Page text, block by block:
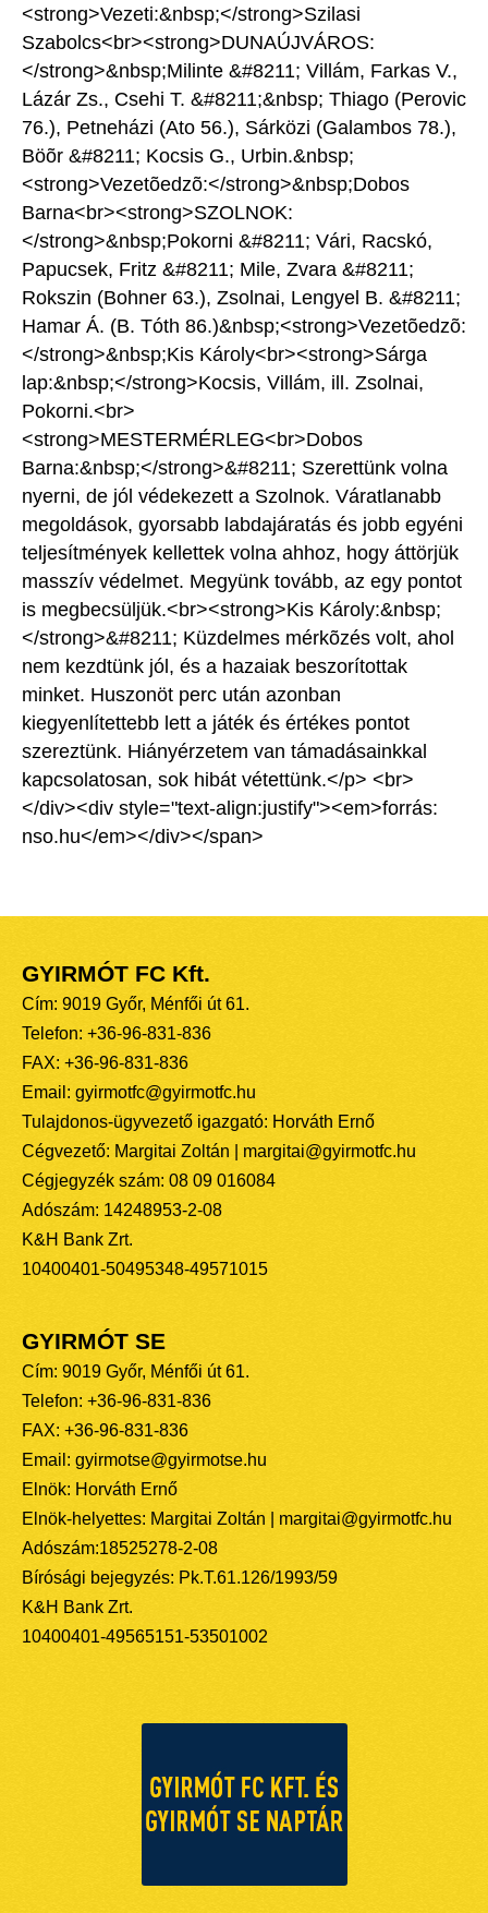
<strong>Vezeti:&nbsp;</strong>Szilasi
Szabolcs<br><strong>DUNAÚJVÁROS:
</strong>&nbsp;Milinte &#8211; Villám, Farkas V.,
Lázár Zs., Csehi T. &#8211;&nbsp; Thiago (Perovic
76.), Petneházi (Ato 56.), Sárközi (Galambos 78.),
Böõr &#8211; Kocsis G., Urbin.&nbsp;
<strong>Vezetõedzõ:</strong>&nbsp;Dobos
Barna<br><strong>SZOLNOK:
</strong>&nbsp;Pokorni &#8211; Vári, Racskó,
Papucsek, Fritz &#8211; Mile, Zvara &#8211;
Rokszin (Bohner 63.), Zsolnai, Lengyel B. &#8211;
Hamar Á. (B. Tóth 86.)&nbsp;<strong>Vezetõedzõ:
</strong>&nbsp;Kis Károly<br><strong>Sárga
lap:&nbsp;</strong>Kocsis, Villám, ill. Zsolnai,
Pokorni.<br>
<strong>MESTERMÉRLEG<br>Dobos
Barna:&nbsp;</strong>&#8211; Szerettünk volna
nyerni, de jól védekezett a Szolnok. Váratlanabb
megoldások, gyorsabb labdajáratás és jobb egyéni
teljesítmények kellettek volna ahhoz, hogy áttörjük
masszív védelmet. Megyünk tovább, az egy pontot
is megbecsüljük.<br><strong>Kis Károly:&nbsp;
</strong>&#8211; Küzdelmes mérkõzés volt, ahol
nem kezdtünk jól, és a hazaiak beszorítottak
minket. Huszonöt perc után azonban
kiegyenlítettebb lett a játék és értékes pontot
szereztünk. Hiányérzetem van támadásainkkal
kapcsolatosan, sok hibát vétettünk.</p> <br>
</div><div style="text-align:justify"><em>forrás:
nso.hu</em></div></span>
GYIRMÓT FC Kft.
Cím: 9019 Győr, Ménfői út 61.
Telefon: +36-96-831-836
FAX: +36-96-831-836
Email: gyirmotfc@gyirmotfc.hu
Tulajdonos-ügyvezető igazgató: Horváth Ernő
Cégvezető: Margitai Zoltán | margitai@gyirmotfc.hu
Cégjegyzék szám: 08 09 016084
Adószám: 14248953-2-08
K&H Bank Zrt.
10400401-50495348-49571015
GYIRMÓT SE
Cím: 9019 Győr, Ménfői út 61.
Telefon: +36-96-831-836
FAX: +36-96-831-836
Email: gyirmotse@gyirmotse.hu
Elnök: Horváth Ernő
Elnök-helyettes: Margitai Zoltán | margitai@gyirmotfc.hu
Adószám:18525278-2-08
Bírósági bejegyzés: Pk.T.61.126/1993/59
K&H Bank Zrt.
10400401-49565151-53501002